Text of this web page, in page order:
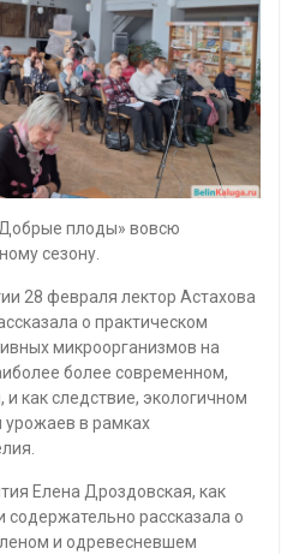
плоды» вовсю
сезону.
28 февраля лектор Астахова
о практическом
микроорганизмов на
более современном,
как следствие, экологичном
в рамках
Елена Дроздовская, как
содержательно рассказала о
и одревесневшем